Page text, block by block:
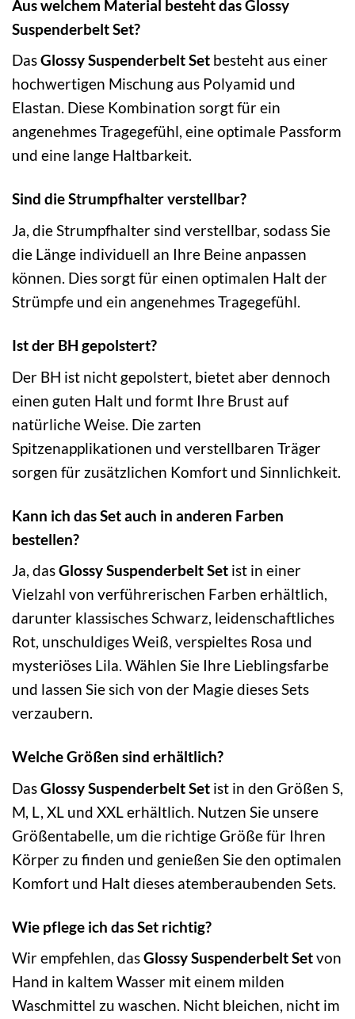
Aus welchem Material besteht das Glossy
Suspenderbelt Set?
DasGlossy Suspenderbelt Set besteht aus einer
hochwertigen Mischung aus Polyamid und
Elastan. Diese Kombination sorgt für ein
angenehmes Tragegefühl, eine optimale Passform
und eine lange Haltbarkeit.
Sind die Strumpfhalter verstellbar?
Ja, die Strumpfhalter sind verstellbar, sodass Sie
die Länge individuell an Ihre Beine anpassen
können. Dies sorgt für einen optimalen Halt der
Strümpfe und ein angenehmes Tragegefühl.
Ist der BH gepolstert?
Der BH ist nicht gepolstert, bietet aber dennoch
einen guten Halt und formt Ihre Brust auf
natürliche Weise. Die zarten
Spitzenapplikationen und verstellbaren Träger
sorgen für zusätzlichen Komfort und Sinnlichkeit.
Kann ich das Set auch in anderen Farben
bestellen?
Ja, dasGlossy Suspenderbelt Set ist in einer
Vielzahl von verführerischen Farben erhältlich,
darunter klassisches Schwarz, leidenschaftliches
Rot, unschuldiges Weiß, verspieltes Rosa und
mysteriöses Lila. Wählen Sie Ihre Lieblingsfarbe
und lassen Sie sich von der Magie dieses Sets
verzaubern.
Welche Größen sind erhältlich?
DasGlossy Suspenderbelt Set ist in den Größen S,
M, L, XL und XXL erhältlich. Nutzen Sie unsere
Größentabelle, um die richtige Größe für Ihren
Körper zu finden und genießen Sie den optimalen
Komfort und Halt dieses atemberaubenden Sets.
Wie pflege ich das Set richtig?
Wir empfehlen, dasGlossy Suspenderbelt Setvon
Hand in kaltem Wasser mit einem milden
Waschmittel zu waschen. Nicht bleichen, nicht im